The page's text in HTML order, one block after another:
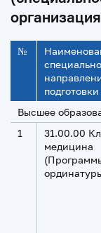
№
подготовки
Высшее
1
31.00.00
медицина